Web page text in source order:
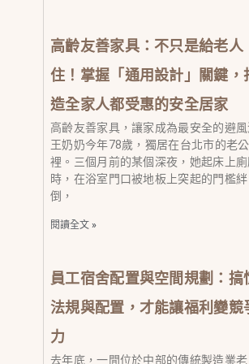
高齡友善家具：不只是給老人
住！掌握「通用設計」關鍵，
造全家人都受惠的安全居家
高齡友善家具，讓家成為最安全的避
王奶奶今年78歲，獨居在台北市的老
裡。三個月前的某個深夜，她起床上
時，在浴室門口被地板上突起的門檻絆
倒，
閱讀全文 »
員工宿舍配置與空間規劃：搞
法規與配置，才能讓福利變競
力
去年底，一間位於中部的傳統製造業老